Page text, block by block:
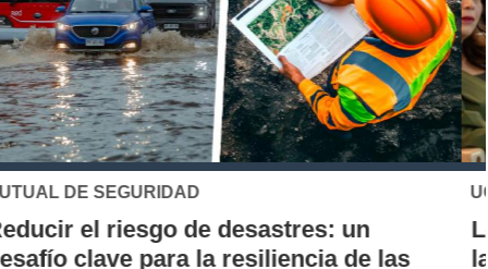
UC
Los 70 años de la Carrera de Química de
la UC: Conoce su historia, hitos y aporte